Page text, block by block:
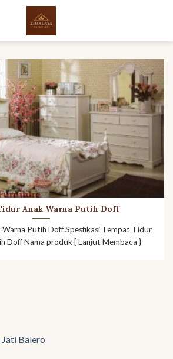
Balero
Anak Warna Putih Doff
Putih Doff Spesfikasi Tempat Tidur
Doff Nama produk [ Lanjut Membaca }